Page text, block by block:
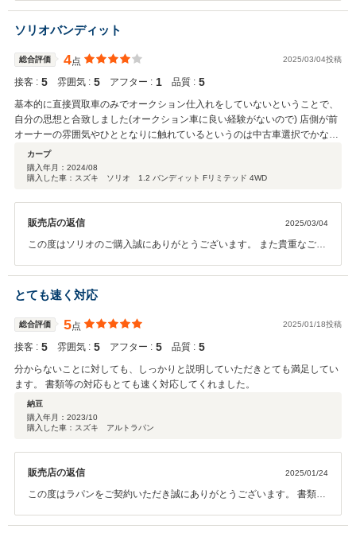
類のご用意もスムーズにしていただいたので車検が切れる前に納車で
きました！下取り車両もありがとうございます。週明けには抹消登録
い♪
ソリオバンディット
総合評価 4点 2025/03/04投稿
接客 : 5 雰囲気 : 5 アフター : 1 品質 : 5
基本的に直接買取車のみでオークション仕入れをしていないということで、
自分の思想と合致しました(オークション車に良い経験がないので) 店側が前
オーナーの雰囲気やひととなりに触れているというのは中古車選択でかなり
重要だと思っています 過走行車で内装痛みもありましたが理由も明確で、前
オーナーの車両管理も良さそうだったので購入 購入時に車検残ありの車両だ
ったのでこの度初車検を迎えましたが、大手の整備工場で、予防整備でブレ
はみんなこんな感じ 至れり尽くせりを求める方はディーラーや大手ショップ
の方が良いかもです キャラクター作ったりYouTubeやったりと工夫してるの
カープ
購入年月： 2024/08
購入した車：スズキ ソリオ 1.2 バンディット Fリミテッド 4WD
販売店の返信 2025/03/04
この度はソリオのご購入誠にありがとうございます。 また貴重なご意
はなくユーザー買取車をご提供することで車両状態や前オーナー様の
使用状況をできる限り把握し安心しておのりいただける車選びを目指
しています！お客様のご期待に添えた点もあったようで大変うれしく
思います。 一方で、保証につきましては、今回の車両が12.7万キロ走
行している車両でしたので、初期不良の対応と、1か月または1000ｋ
ｍのいずれかの範囲内での保証とさせていただきました。 これからも
お客様のご希望に添えるよう、社員一同取り組んでまいりますので、
また機会がございましたら、ぜひご利用いただけますと幸いです。 引
とても速く対応
総合評価 5点 2025/01/18投稿
接客 : 5 雰囲気 : 5 アフター : 5 品質 : 5
分からないことに対しても、しっかりと説明していただきとても満足してい
ます。 書類等の対応もとても速く対応してくれました。
納豆
購入年月： 2023/10
購入した車：スズキ アルトラパン
販売店の返信 2025/01/24
この度はラパンをご契約いただき誠にありがとうございます。 書類な
車のことで何かありましたらノースライズをよろしくお願いいたしま